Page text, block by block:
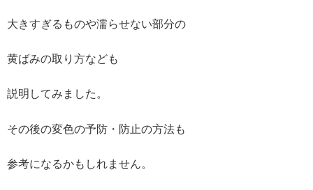
大きすぎるものや濡らせない部分の
黄ばみの取り方なども
説明してみました。
その後の変色の予防・防止の方法も
参考になるかもしれません。